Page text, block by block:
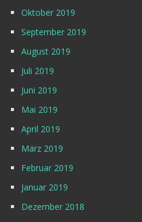
Oktober 2019
September 2019
August 2019
Juli 2019
Juni 2019
Mai 2019
April 2019
März 2019
Februar 2019
Januar 2019
Dezember 2018